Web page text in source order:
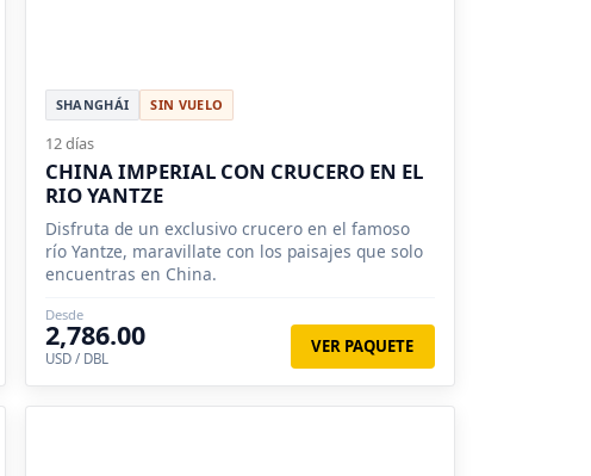
SHANGHÁI SIN VUELO
12 días
CHINA IMPERIAL CON CRUCERO EN EL
RIO YANTZE
Disfruta de un exclusivo crucero en el famoso
río Yantze, maravillate con los paisajes que solo
encuentras en China.
Desde
2,786.00
USD / DBL
VER PAQUETE